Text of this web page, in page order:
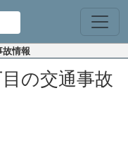
故情報
の交通事故